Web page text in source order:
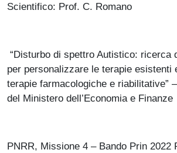
Scientifico: Prof. C. Romano
“Disturbo di spettro Autistico: ricerca
per personalizzare le terapie esistenti
terapie farmacologiche e riabilitative”
del Ministero dell’Economia e Finanze
PNRR, Missione 4 – Bando Prin 2022